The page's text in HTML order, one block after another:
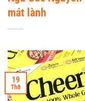
mát lành
19
Th8